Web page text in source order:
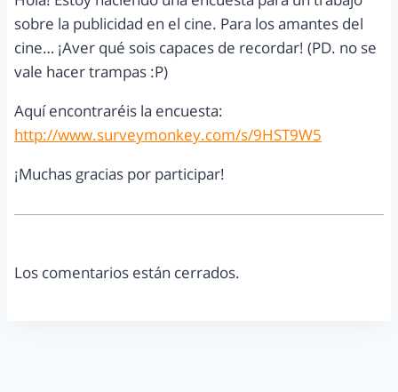
sobre la publicidad en el cine. Para los amantes del
cine… ¡Aver qué sois capaces de recordar! (PD. no se
vale hacer trampas :P)
Aquí encontraréis la encuesta:
http://www.surveymonkey.com/s/9HST9W5
¡Muchas gracias por participar!
Los comentarios están cerrados.